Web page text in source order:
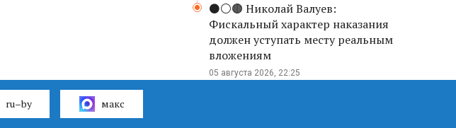
⚫️⚪️🟤 Николай Валуев:
Фискальный характер наказания
должен уступать месту реальным
вложениям
05 августа 2026, 22:25
ru–by макс